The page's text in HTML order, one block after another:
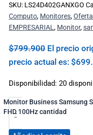
SKU: LS24D402GANXGO
Computo, Monitores,
EMPRESARIAL , Monitor,
$799.900 El precio
precio actual es:
Disponibilidad: 20
-
Monitor Business Samsung
FHD 100Hz cantidad